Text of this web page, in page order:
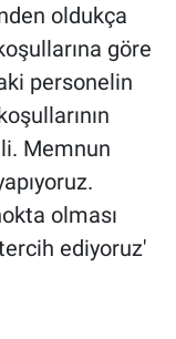
oldukça
göre
personelin
Memnun
olması
ediyoruz'